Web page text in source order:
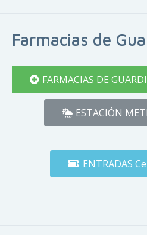
Farmacias de
FARMACIAS DE
ESTACIÓN
ENTRADAS